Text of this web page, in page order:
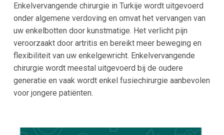
Enkelvervangende chirurgie in Turkije wordt uitgevoerd
onder algemene verdoving en omvat het vervangen van
uw enkelbotten door kunstmatige. Het verlicht pijn
veroorzaakt door artritis en bereikt meer beweging en
flexibiliteit van uw enkelgewricht. Enkelvervangende
chirurgie wordt meestal uitgevoerd bij de oudere
generatie en vaak wordt enkel fusiechirurgie aanbevolen
voor jongere patiënten.